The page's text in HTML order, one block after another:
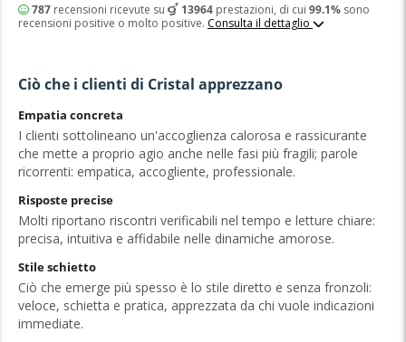
787recensioni ricevute su 13964prestazioni, di cui 99.1%sono
recensioni positive o molto positive. Consulta il dettaglio
Ciò che i clienti di Cristal apprezzano
Empatia concreta
I clienti sottolineano un'accoglienza calorosa e rassicurante
che mette a proprio agio anche nelle fasi più fragili; parole
ricorrenti: empatica, accogliente, professionale.
Risposte precise
Molti riportano riscontri verificabili nel tempo e letture chiare:
precisa, intuitiva e affidabile nelle dinamiche amorose.
Stile schietto
Ciò che emerge più spesso è lo stile diretto e senza fronzoli:
veloce, schietta e pratica, apprezzata da chi vuole indicazioni
immediate.